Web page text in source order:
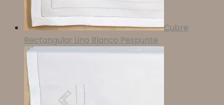
Cubre
Rectangular Lino Blanco Pespunte